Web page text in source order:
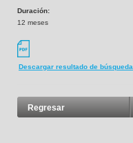
Duración:
12 meses
Descargar resultado de búsqueda
Regresar